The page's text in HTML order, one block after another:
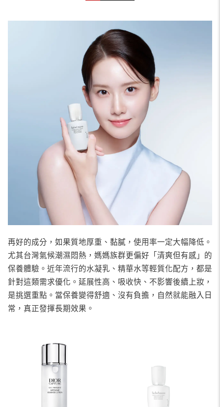
再好的成分，如果質地厚重、黏膩，使用率一定大幅降低。
尤其台灣氣候潮濕悶熱，媽媽族群更偏好「清爽但有感」的
保養體驗。近年流行的水凝乳、精華水等輕質化配方，都是
針對這類需求優化。延展性高、吸收快、不影響後續上妝，
是挑選重點。當保養變得舒適、沒有負擔，自然就能融入日
常，真正發揮長期效果。